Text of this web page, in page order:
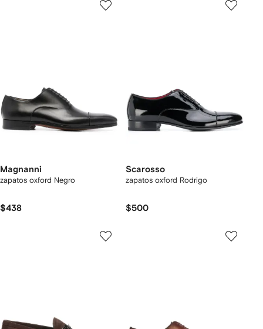
Magnanni
zapatos oxford Negro
$438
Scarosso
zapatos oxford Rodrigo
$500